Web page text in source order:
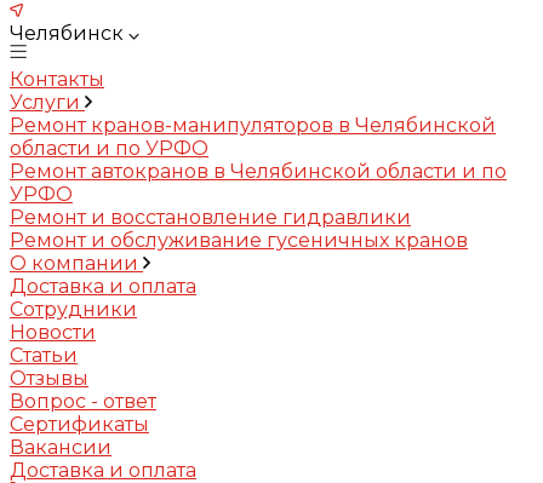
Челябинск
Контакты
Услуги
Ремонт кранов-манипуляторов в Челябинской
области и по УРФО
Ремонт автокранов в Челябинской области и по
УРФО
Ремонт и восстановление гидравлики
Ремонт и обслуживание гусеничных кранов
О компании
Доставка и оплата
Сотрудники
Новости
Статьи
Отзывы
Вопрос - ответ
Сертификаты
Вакансии
Доставка и оплата